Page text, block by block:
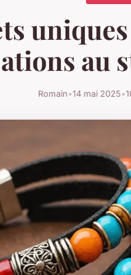
au
Romain•14 mai 2025•